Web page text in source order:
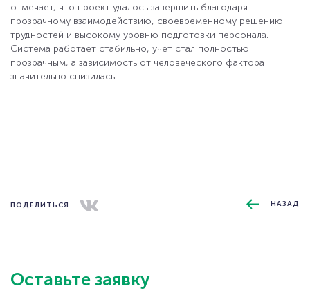
отмечает, что проект удалось завершить благодаря
прозрачному взаимодействию, своевременному решению
трудностей и высокому уровню подготовки персонала.
Система работает стабильно, учет стал полностью
прозрачным, а зависимость от человеческого фактора
значительно снизилась.
ПОДЕЛИТЬСЯ НАЗАД
Оставьте заявку
ООО "ЕМЕ" 107076, г. Москва, Колодезный пер.,
дом 2а. стр. 1, ИНН 7714279375
ООО "ЕМЕ" 107076, г. Москва, Колодезный пер.,
дом 2а. стр. 1, ИНН 9718004569
ФУНКЦИОНАЛА